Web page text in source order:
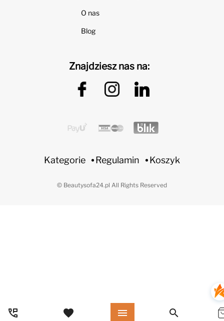
perm_phone_msg favorite menu search
O nas
Blog
Znajdziesz nas na:
Kategorie Regulamin Koszyk
© Beautysofa24.pl All Rights Reserved